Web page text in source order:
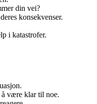
din vei?
konsekvenser.
i katastrofer.
å være klar til noe.